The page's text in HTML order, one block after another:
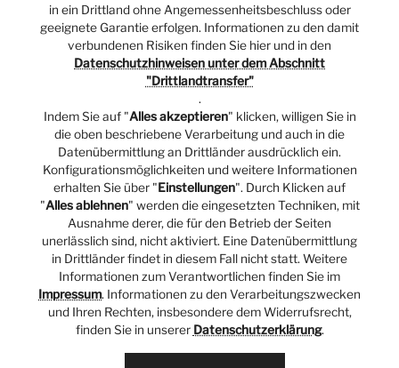
in ein Drittland ohne Angemessenheitsbeschluss oder
geeignete Garantie erfolgen. Informationen zu den damit
verbundenen Risiken finden Sie hier und in den
Datenschutzhinweisen unter dem Abschnitt
"Drittlandtransfer"
.
Indem Sie auf "Alles akzeptieren" klicken, willigen Sie in
die oben beschriebene Verarbeitung und auch in die
Datenübermittlung an Drittländer ausdrücklich ein.
Konfigurationsmöglichkeiten und weitere Informationen
erhalten Sie über "Einstellungen". Durch Klicken auf
"Alles ablehnen" werden die eingesetzten Techniken, mit
Ausnahme derer, die für den Betrieb der Seiten
unerlässlich sind, nicht aktiviert. Eine Datenübermittlung
in Drittländer findet in diesem Fall nicht statt. Weitere
Informationen zum Verantwortlichen finden Sie im
Impressum. Informationen zu den Verarbeitungszwecken
und Ihren Rechten, insbesondere dem Widerrufsrecht,
finden Sie in unserer Datenschutzerklärung.